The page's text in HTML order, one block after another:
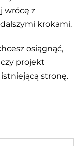
wrócę z
krokami.
osiągnąć,
projekt
stronę.